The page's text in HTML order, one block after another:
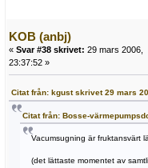
KOB (anbj)
« Svar #38 skrivet: 29 mars 2006,
23:37:52 »
Citat från: kgust skrivet 29 mars
Citat från: Bosse-
Vacumsugning är fruktansvärt
(det lättaste momentet av